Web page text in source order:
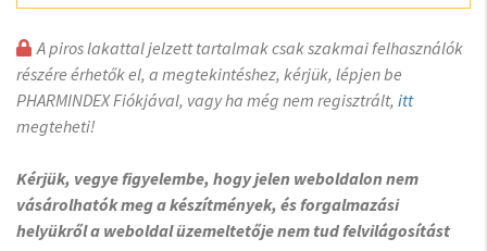
A piros lakattal jelzett tartalmak csak szakmai felhasználók
részére érhetők el, a megtekintéshez, kérjük, lépjen be
PHARMINDEX Fiókjával, vagy ha még nem regisztrált, itt
megteheti!
Kérjük, vegye figyelembe, hogy jelen weboldalon nem
vásárolhatók meg a készítmények, és forgalmazási
helyükről a weboldal üzemeltetője nem tud felvilágosítást